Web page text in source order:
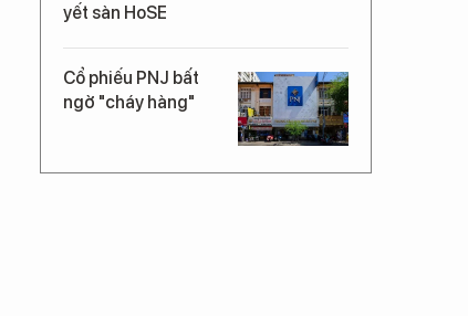
yết sàn HoSE
Cổ phiếu PNJ bất
ngờ "cháy hàng"